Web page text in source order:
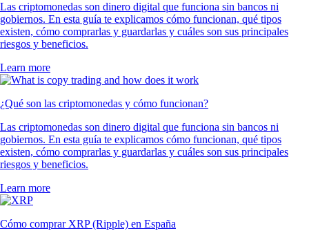
Las criptomonedas son dinero digital que funciona sin bancos ni
gobiernos. En esta guía te explicamos cómo funcionan, qué tipos
existen, cómo comprarlas y guardarlas y cuáles son sus principales
riesgos y beneficios.
Learn more
¿Qué son las criptomonedas y cómo funcionan?
Las criptomonedas son dinero digital que funciona sin bancos ni
gobiernos. En esta guía te explicamos cómo funcionan, qué tipos
existen, cómo comprarlas y guardarlas y cuáles son sus principales
riesgos y beneficios.
Learn more
Cómo comprar XRP (Ripple) en España